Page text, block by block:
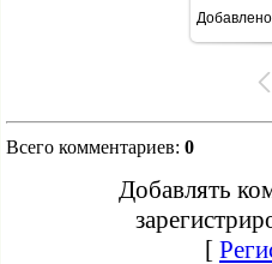
Добавлено
Всего комментариев: 0
Добавлять
[